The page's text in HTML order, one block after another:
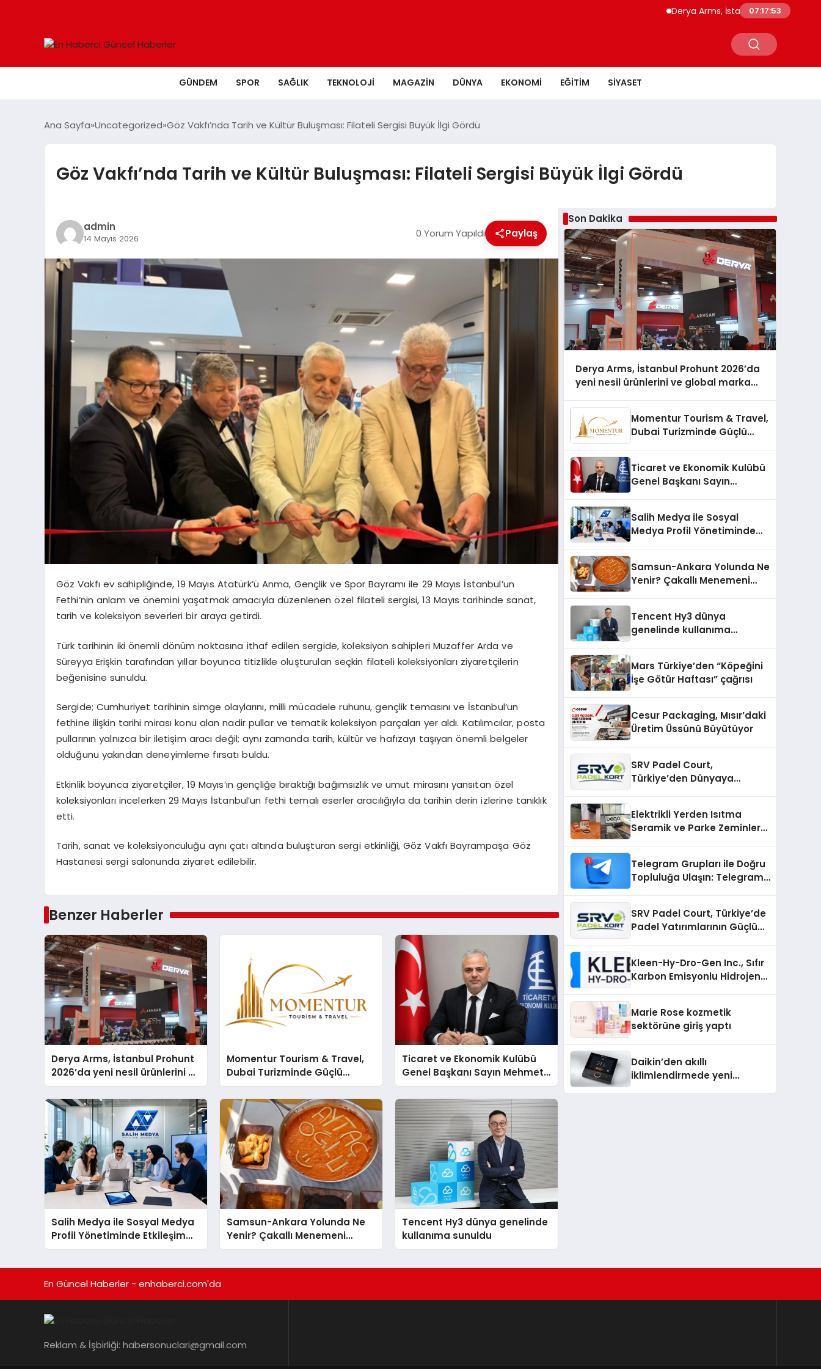
Derya Arms, İstanbul Prohunt 2026’da
07:17:54
GÜNDEM SPOR SAĞLIK TEKNOLOJI MAGAZIN DÜNYA EKONOMI EĞITIM SIYASET
Ana Sayfa Uncategorized Göz Vakfı’nda Tarih ve Kültür Buluşması: Filateli Sergisi Büyük İlgi Gördü
Göz Vakfı’nda Tarih ve Kültür Buluşması: Filateli Sergisi Büyük İlgi Gördü
admin
14 Mayıs 2026 0 Yorum Yapıldı Paylaş
Göz Vakfı ev sahipliğinde, 19 Mayıs Atatürk’ü Anma, Gençlik ve Spor Bayramı ile 29 Mayıs İstanbul’un
Fethi’nin anlam ve önemini yaşatmak amacıyla düzenlenen özel filateli sergisi, 13 Mayıs tarihinde sanat,
tarih ve koleksiyon severleri bir araya getirdi.
Türk tarihinin iki önemli dönüm noktasına ithaf edilen sergide, koleksiyon sahipleri Muzaffer Arda ve
Süreyya Erişkin tarafından yıllar boyunca titizlikle oluşturulan seçkin filateli koleksiyonları ziyaretçilerin
beğenisine sunuldu.
Sergide; Cumhuriyet tarihinin simge olaylarını, milli mücadele ruhunu, gençlik temasını ve İstanbul’un
fethine ilişkin tarihi mirası konu alan nadir pullar ve tematik koleksiyon parçaları yer aldı. Katılımcılar, posta
pullarının yalnızca bir iletişim aracı değil; aynı zamanda tarih, kültür ve hafızayı taşıyan önemli belgeler
olduğunu yakından deneyimleme fırsatı buldu.
Etkinlik boyunca ziyaretçiler, 19 Mayıs’ın gençliğe bıraktığı bağımsızlık ve umut mirasını yansıtan özel
koleksiyonları incelerken 29 Mayıs İstanbul’un fethi temalı eserler aracılığıyla da tarihin derin izlerine tanıklık
etti.
Tarih, sanat ve koleksiyonculuğu aynı çatı altında buluşturan sergi etkinliği, Göz Vakfı Bayrampaşa Göz
Hastanesi sergi salonunda ziyaret edilebilir.
Benzer Haberler
Derya Arms, İstanbul Prohunt
2026’da yeni nesil ürünlerini ve
global marka vizyonunu
sergiledi
Momentur Tourism & Travel,
Dubai Turizminde Güçlü
Operasyon Ağıyla Fark
Yaratıyor
Ticaret ve Ekonomik Kulübü
Genel Başkanı Sayın Mehmet
Ulutaş, ekonomiye dair yaptığı
açıklamada şunları kaydetti:
Salih Medya ile Sosyal Medya
Profil Yönetiminde Etkileşim
Artırma Yöntemleri
Samsun-Ankara Yolunda Ne
Yenir? Çakallı Menemeni
Molası
Tencent Hy3 dünya genelinde
kullanıma sunuldu
Son Dakika
Derya Arms, İstanbul Prohunt 2026’da
yeni nesil ürünlerini ve global marka
Momentur Tourism & Travel,
Dubai Turizminde Güçlü
Ticaret ve Ekonomik Kulübü
Genel Başkanı Sayın
şunları kaydetti:
Salih Medya ile Sosyal
Medya Profil Yönetiminde
Samsun-Ankara Yolunda Ne
Yenir? Çakallı Menemeni
Tencent Hy3 dünya
genelinde kullanıma
Mars Türkiye’den “Köpeğini
İşe Götür Haftası” çağrısı
Cesur Packaging, Mısır’daki
Üretim Üssünü Büyütüyor
SRV Padel Court,
Türkiye’den Dünyaya
Elektrikli Yerden Isıtma
Seramik ve Parke Zeminler
Telegram Grupları ile Doğru
Topluluğa Ulaşın: Telegram
SRV Padel Court, Türkiye’de
Padel Yatırımlarının Güçlü
Kleen-Hy-Dro-Gen Inc., Sıfır
Karbon Emisyonlu Hidrojen
Aldı
Marie Rose kozmetik
sektörüne giriş yaptı
Daikin’den akıllı
iklimlendirmede yeni
En Güncel Haberler - enhaberci.com'da
Reklam & İşbirliği: habersonuclari@gmail.com